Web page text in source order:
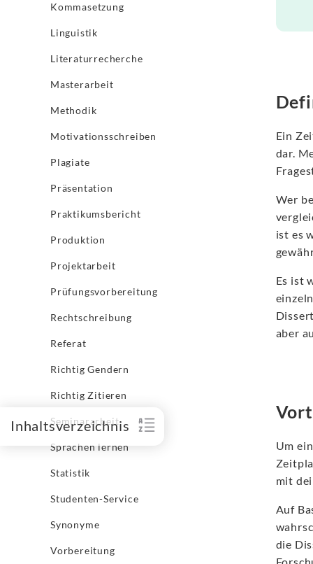
Kommasetzung
Linguistik
Literaturrecherche
Masterarbeit
Methodik
Motivationsschreiben
Plagiate
Präsentation
Praktikumsbericht
Produktion
Projektarbeit
Prüfungsvorbereitung
Rechtschreibung
Referat
Richtig Gendern
Richtig Zitieren
Seminararbeit
Sprachen lernen
Statistik
Studenten-Service
Synonyme
Vorbereitung
Inhaltsverzeichnis
Ein
dar.
Wer
ist es
Es ist
aber
Um
mit
Auf
die